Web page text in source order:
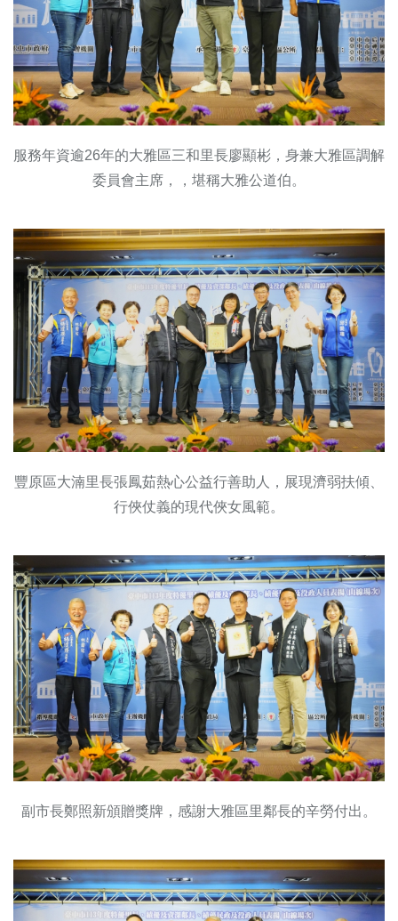
服務年資逾26年的大雅區三和里長廖顯彬，身兼大雅區調解
委員會主席，，堪稱大雅公道伯。
豐原區大湳里長張鳳茹熱心公益行善助人，展現濟弱扶傾、
行俠仗義的現代俠女風範。
副市長鄭照新頒贈獎牌，感謝大雅區里鄰長的辛勞付出。